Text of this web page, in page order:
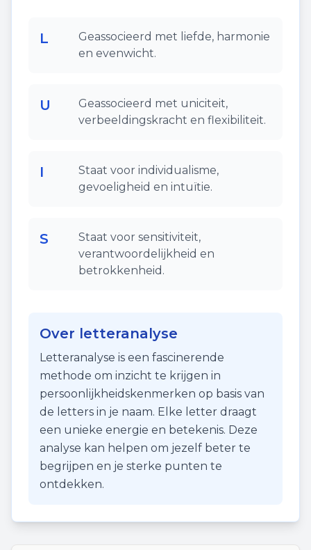
L
Geassocieerd met liefde, harmonie
en evenwicht.
U
Geassocieerd met uniciteit,
verbeeldingskracht en flexibiliteit.
I
Staat voor individualisme,
gevoeligheid en intuïtie.
S
Staat voor sensitiviteit,
verantwoordelijkheid en
betrokkenheid.
Over letteranalyse
Letteranalyse is een fascinerende
methode om inzicht te krijgen in
persoonlijkheidskenmerken op basis van
de letters in je naam. Elke letter draagt
een unieke energie en betekenis. Deze
analyse kan helpen om jezelf beter te
begrijpen en je sterke punten te
ontdekken.